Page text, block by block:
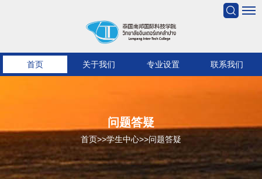
首页 关于我们 专业设置 联系我们
问题答疑
首页>>学生中心>>问题答疑